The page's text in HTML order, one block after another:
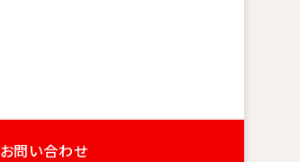
お問い合わせ